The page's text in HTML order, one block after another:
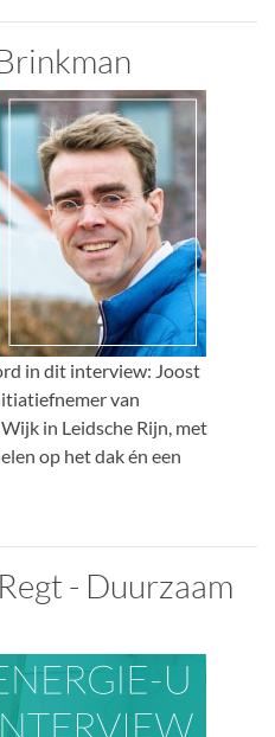
in dit interview: Joost
van
in Leidsche Rijn, met
op het dak én een
- Duurzaam